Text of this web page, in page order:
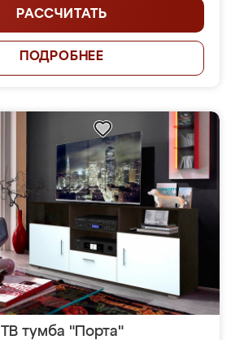
РАССЧИТАТЬ
ПОДРОБНЕЕ
ТВ тумба "Порта"